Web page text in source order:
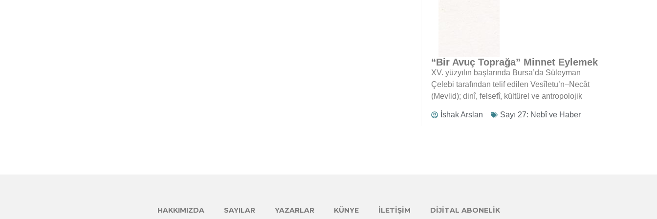
“Bir Avuç Toprağa” Minnet Eylemek
XV. yüzyılın başlarında Bursa’da Süleyman
Çelebi tarafından telif edilen Vesîletu’n–Necât
(Mevlid); dinî, felsefî, kültürel ve antropolojik
İshak Arslan Sayı 27: Nebî ve Haber
HAKKIMIZDA SAYILAR YAZARLAR KÜNYE İLETIŞIM DIJITAL ABONELIK